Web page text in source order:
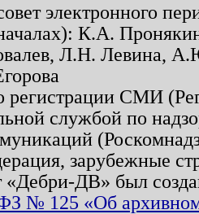
электронного
К.А.
Л.Н. Левина,
регистрации СМИ
службой по
зарубежные
«Дебри-ДВ» был
№ 125 «Об